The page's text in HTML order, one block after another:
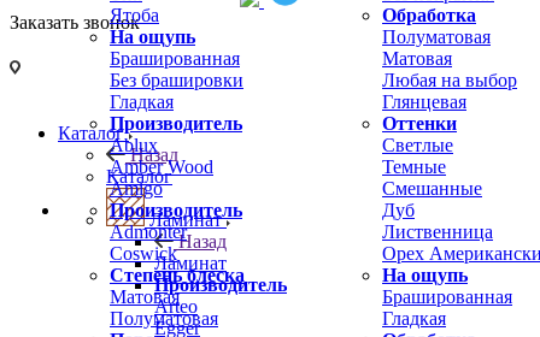
Ятоба
На ощупь
Брашированная
Без брашировки
Гладкая
Производитель
Ablux
Amber Wood
Amigo
Обработка
Полуматовая
Матовая
Любая на выбор
Глянцевая
Оттенки
Светлые
Темные
Смешанные
Производитель
Admonter
Coswick
Степень блеска
Матовая
Полуматовая
Дуб
Лиственница
Орех
На ощупь
Брашированная
Гладкая
Заказать звонок
Каталог
Назад
Каталог
Ламинат
Назад
Ламинат
Производитель
Arteo
Egger